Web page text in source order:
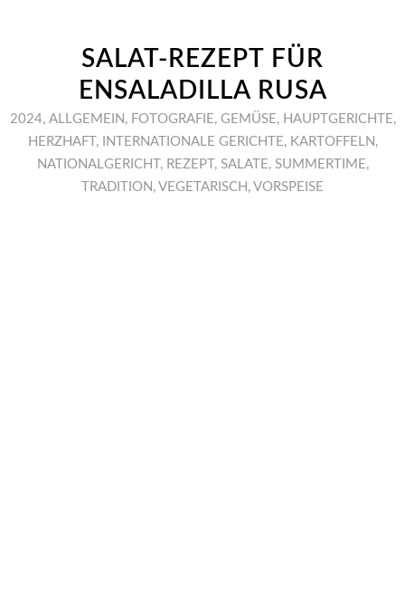
SALAT-REZEPT FÜR
ENSALADILLA RUSA
2024, ALLGEMEIN , FOTOGRAFIE, GEMÜSE, HAUPTGERICHTE,
HERZHAFT , INTERNATIONALE GERICHTE, KARTOFFELN ,
NATIONALGERICHT , REZEPT , SALATE, SUMMERTIME,
TRADITION , VEGETARISCH , VORSPEISE